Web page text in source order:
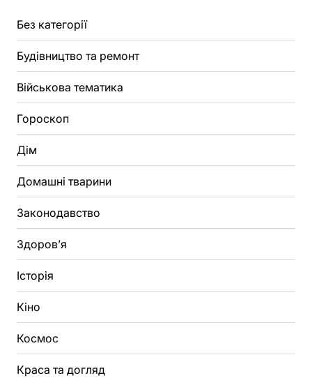
Без категорії
Будівництво та ремонт
Військова тематика
Гороскоп
Дім
Домашні тварини
Законодавство
Здоров’я
Історія
Кіно
Космос
Краса та догляд